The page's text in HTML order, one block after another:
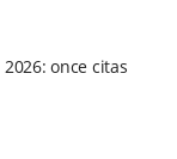
once citas